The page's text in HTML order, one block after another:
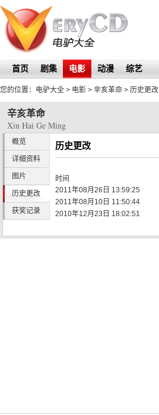
首页 剧集 电影 动漫 综艺
您的位置： 电驴大全 > 电影 > 辛亥革命 > 历史更改
辛亥革命
Xin Hai Ge Ming
概览
详细资料
图片
历史更改
获奖记录
历史更改
时间
2011年08月26日 13:59:25
2011年08月10日 11:50:44
2010年12月23日 18:02:51